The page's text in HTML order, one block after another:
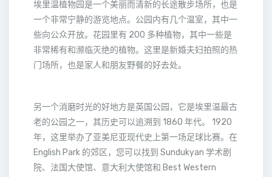
埃里温植物园是一个美丽而清新的长途散步场所，也是
一个非常宁静的游览地点。公园内有几个温室，其中一
些向公众开放。花园里有 200 多种植物，其中一些是
非常稀有和濒临灭绝的植物。这里是新婚夫妇拍照的热
门场所，也是家人和朋友野餐的好去处。
另一个消磨时光的好地方是英国公园，它是埃里温最古
老的公园之一，其历史可以追溯到 1860 年代。 1920
年，这里举办了亚美尼亚现代史上第一场足球比赛。在
English Park 的郊区，您可以找到 Sundukyan 学术剧
院、法国大使馆、意大利大使馆和 Best Western